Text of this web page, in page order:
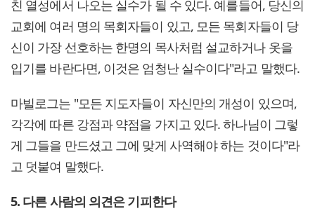
친 열성에서 나오는 실수가 될 수 있다. 예를들어, 당신의
교회에 여러 명의 목회자들이 있고, 모든 목회자들이 당
신이 가장 선호하는 한명의 목사처럼 설교하거나 옷을
입기를 바란다면, 이것은 엄청난 실수이다"라고 말했다.
마빌로그는 "모든 지도자들이 자신만의 개성이 있으며,
각각에 따른 강점과 약점을 가지고 있다. 하나님이 그렇
게 그들을 만드셨고 그에 맞게 사역해야 하는 것이다"라
고 덧붙여 말했다.
5. 다른 사람의 의견은 기피한다